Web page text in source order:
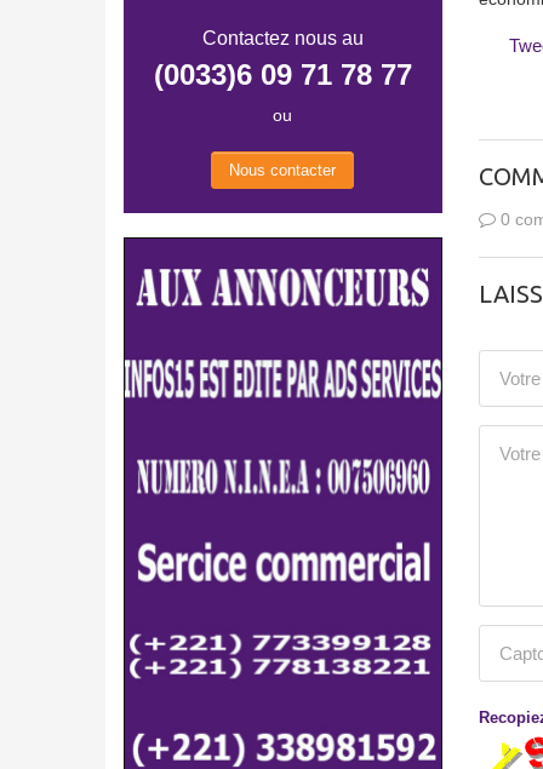
0
Contactez nous au
(0033)6 09 71 78 77
ou
Nous contacter